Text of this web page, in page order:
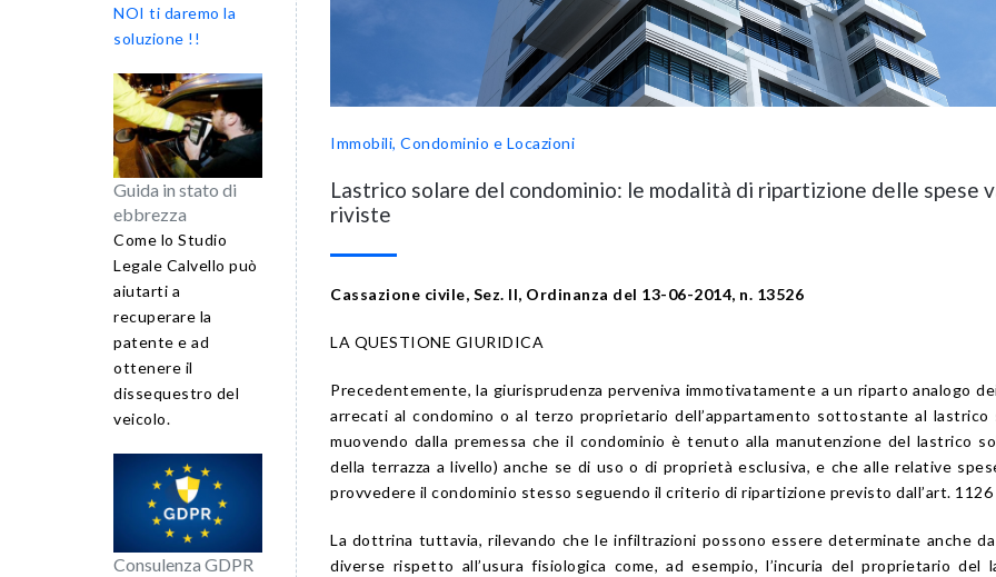
NOI ti daremo la
soluzione !!
Guida in stato di
ebbrezza
Come lo Studio
Legale Calvello può
aiutarti a
recuperare la
patente e ad
ottenere il
dissequestro del
veicolo.
Consulenza GDPR
Immobili, Condominio e Locazioni
Lastrico solare del condominio: le modalità di ripartizione delle spese
riviste
Cassazione civile, Sez. II, Ordinanza del 13-06-2014, n. 13526
LA QUESTIONE GIURIDICA
Precedentemente, la giurisprudenza perveniva immotivatamente a un riparto analogo
arrecati al condomino o al terzo proprietario dell’appartamento sottostante al lastrico
muovendo dalla premessa che il condominio è tenuto alla manutenzione del lastrico
della terrazza a livello) anche se di uso o di proprietà esclusiva, e che alle relative
provvedere il condominio stesso seguendo il criterio di ripartizione previsto dall’art. 1126
La dottrina tuttavia, rilevando che le infiltrazioni possono essere determinate anche
diverse rispetto all’usura fisiologica come, ad esempio, l’incuria del proprietario del